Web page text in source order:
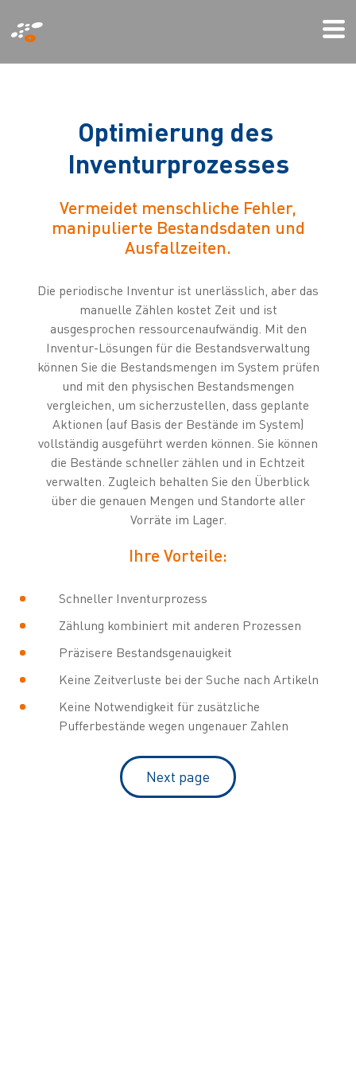
zum
Inhalt
Optimierung des
Inventurprozesses
Vermeidet menschliche Fehler,
manipulierte Bestandsdaten und
Ausfallzeiten.
Die periodische Inventur ist unerlässlich, aber das
manuelle Zählen kostet Zeit und ist
ausgesprochen ressourcenaufwändig. Mit den
Inventur-Lösungen für die Bestandsverwaltung
können Sie die Bestandsmengen im System prüfen
und mit den physischen Bestandsmengen
vergleichen, um sicherzustellen, dass geplante
Aktionen (auf Basis der Bestände im System)
vollständig ausgeführt werden können. Sie können
die Bestände schneller zählen und in Echtzeit
verwalten. Zugleich behalten Sie den Überblick
über die genauen Mengen und Standorte aller
Vorräte im Lager.
Ihre Vorteile:
Schneller Inventurprozess
Zählung kombiniert mit anderen Prozessen
Präzisere Bestandsgenauigkeit
Keine Zeitverluste bei der Suche nach Artikeln
Keine Notwendigkeit für zusätzliche
Pufferbestände wegen ungenauer Zahlen
Next page